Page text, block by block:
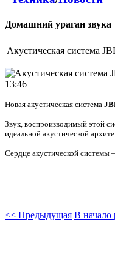
Домашний ураган звука
Акустическая система
13:46
Новая акустическая система
Звук, воспроизводимый этой
идеальной акустической
Сердце акустической
<< Предыдущая В начало